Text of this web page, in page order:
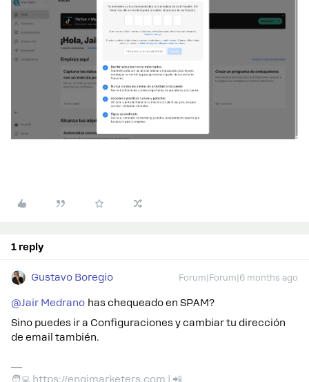
1 reply
Gustavo Boregio Forum|Forum|6 months ago
@Jair Medrano has chequeado en SPAM?
Sino puedes ir a Configuraciones y cambiar tu dirección
de email también.
🧑‍💻 https://engimarketers.com | 📲